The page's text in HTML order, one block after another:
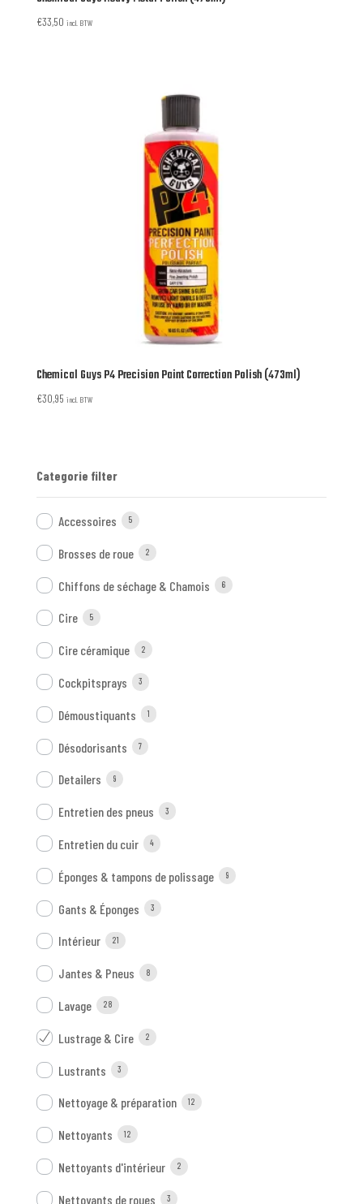
€33,50 incl. BTW
Chemical Guys P4 Precision Paint Correction Polish (473ml)
€30,95 incl. BTW
Categorie filter
Accessoires 5
Brosses de roue 2
Chiffons de séchage & Chamois 6
Cire 5
Cire céramique 2
Cockpitsprays 3
Démoustiquants 1
Désodorisants 7
Detailers 9
Entretien des pneus 3
Entretien du cuir 4
Éponges & tampons de polissage 9
Gants & Éponges 3
Intérieur 21
Jantes & Pneus 8
Lavage 28
Lustrage & Cire 2
Lustrants 3
Nettoyage & préparation 12
Nettoyants 12
Nettoyants d'intérieur 2
Nettoyants de roues 3